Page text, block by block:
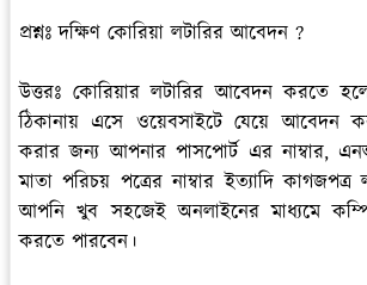
প্রশ্নঃ দক্ষিণ কোরিয়া লটারির আবেদন ?
উত্তরঃ কোরিয়ার লটারির আবেদন করতে
ঠিকানায় এসে ওয়েবসাইটে যেয়ে আবেদন
করার জন্য আপনার পাসপোর্ট এর নাম্বার,
মাতা পরিচয় পত্রের নাম্বার ইত্যাদি
আপনি খুব সহজেই অনলাইনের মাধ্যমে
করতে পারবেন।